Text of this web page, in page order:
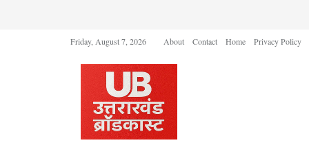
Friday, August 7, 2026 About Contact Home Privacy Policy